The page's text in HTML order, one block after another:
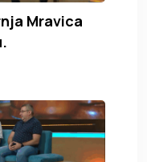
Mravica